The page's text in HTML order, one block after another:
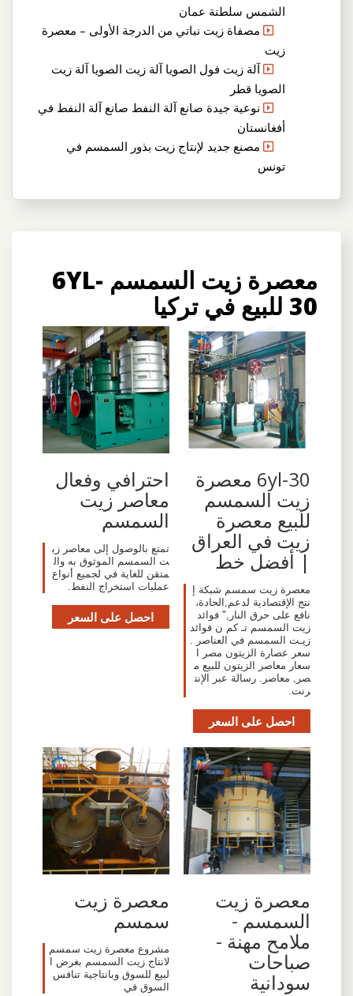
الشمس سلطنة عمان
مصفاة زيت نباتي من الدرجة الأولى – معصرة
زيت
آلة زيت فول الصويا آلة زيت الصويا آلة زيت
الصويا قطر
نوعية جيدة صانع آلة النفط صانع آلة النفط في
أفغانستان
مصنع جديد لإنتاج زيت بذور السمسم في
تونس
معصرة زيت السمسم 6YL-
30 للبيع في تركيا
6yl-30 معصرة
زيت السمسم
للبيع معصرة
زيت في العراق
| أفضل خط
معصرة زيت سمسم شبكة إ
نتج الإقتصادية لدعم,الحادة،
نافع على حرق النار," فوائد
زيت السمسم تـ كم ن فوائد
زيـت السمسم في العناصر .
سعر عصارة الزيتون مصر ا
سعار معاصر الزيتون للبيع م
صر, معاصر. رسالة عبر الإنت
رنت.
احصل على السعر
احترافي وفعال
معاصر زيت
السمسم
تمتع بالوصول إلى معاصر زي
ت السمسم الموثوق به وال
متقن للغاية في لجميع أنواع
عمليات استخراج النفط.
احصل على السعر
معصرة زيت
السمسم -
ملامح مهنة -
صباحات
سودانية
معصرة زيت
سمسم
مشروع معصرة زيت سمسم
لانتاج زيت السمسم بغرض ا
لبيع للسوق وبانتاجية تنافس
السوق في